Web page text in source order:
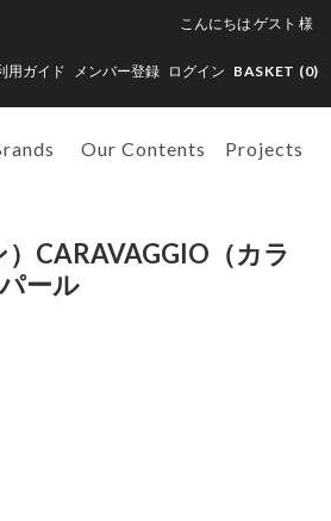
こんにちは ゲスト 様
用ガイド メンバー登録 ログイン BASKET (0)
Our Contents Projects
CARAVAGGIO（カラ
ール